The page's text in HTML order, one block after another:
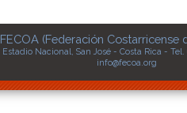
FECOA (Federación Costarricense
Estadio Nacional, San José - Costa Rica - Tel.
info@fecoa.org